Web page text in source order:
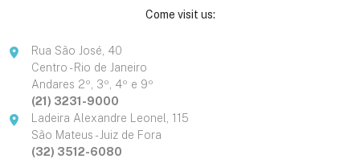
Come visit us:
Rua São José, 40
Centro - Rio de Janeiro
Andares 2º, 3º, 4º e 9º
(21) 3231-9000
Ladeira Alexandre Leonel, 115
São Mateus - Juiz de Fora
(32) 3512-6080